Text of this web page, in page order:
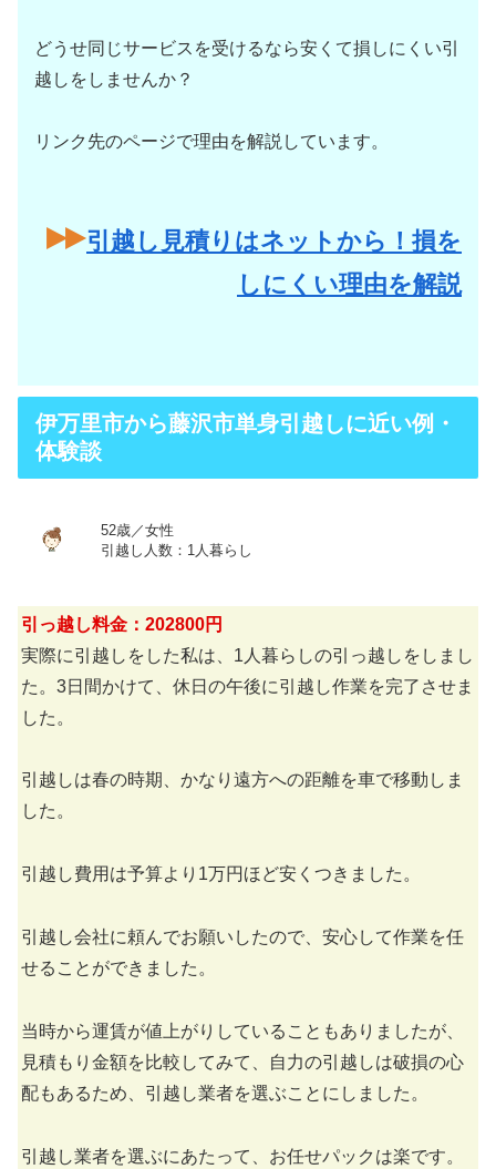
どうせ同じサービスを受けるなら安くて損しにくい引
越しをしませんか？
リンク先のページで理由を解説しています。
引越し見積りはネットから！損を
しにくい理由を解説
伊万里市から藤沢市単身引越しに近い例・
体験談
52歳／女性
引越し人数：1人暮らし
引っ越し料金：202800円
実際に引越しをした私は、1人暮らしの引っ越しをしまし
た。3日間かけて、休日の午後に引越し作業を完了させま
した。
引越しは春の時期、かなり遠方への距離を車で移動しま
した。
引越し費用は予算より1万円ほど安くつきました。
引越し会社に頼んでお願いしたので、安心して作業を任
せることができました。
当時から運賃が値上がりしていることもありましたが、
見積もり金額を比較してみて、自力の引越しは破損の心
配もあるため、引越し業者を選ぶことにしました。
引越し業者を選ぶにあたって、お任せパックは楽です。